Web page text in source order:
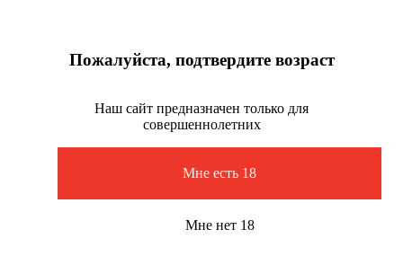
Пожалуйста, подтвердите возраст
Наш сайт предназначен только для
совершеннолетних
Мне есть 18
Мне нет 18